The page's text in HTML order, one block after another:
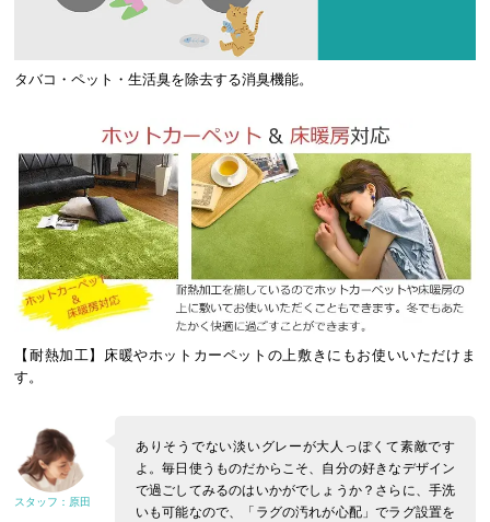
タバコ・ペット・生活臭を除去する消臭機能。
【耐熱加工】床暖やホットカーペットの上敷きにもお使いいただけま
す。
ありそうでない淡いグレーが大人っぽくて素敵です
よ。毎日使うものだからこそ、自分の好きなデザイン
で過ごしてみるのはいかがでしょうか？さらに、手洗
いも可能なので、「ラグの汚れが心配」でラグ設置を